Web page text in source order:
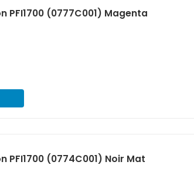
(0777C001) Magenta
(0774C001) Noir Mat